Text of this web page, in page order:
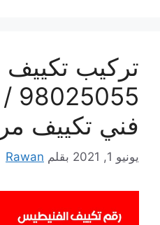
تركيب
فني تكييف
يونيو 1, 2021 بقلم Rawan